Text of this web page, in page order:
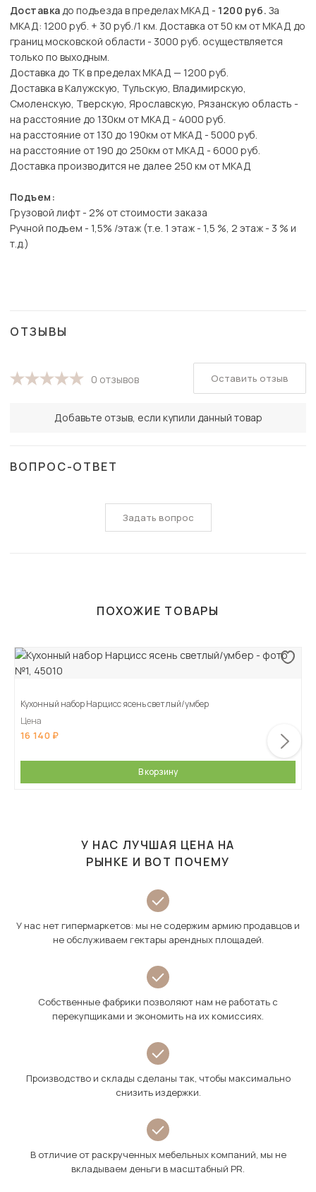
Доставкадо подъезда в пределах МКАД - 1200 руб. За
МКАД: 1200 руб. + 30 руб./1 км. Доставка от 50 км от МКАД до
границ московской области - 3000 руб. осуществляется
только по выходным.
Доставка до ТК в пределах МКАД — 1200 руб.
Доставка в Калужскую, Тульскую, Владимирскую,
Смоленскую, Тверскую, Ярославскую, Рязанскую область -
на расстояние до 130км от МКАД - 4000 руб.
на расстояние от 130 до 190км от МКАД - 5000 руб.
на расстояние от 190 до 250км от МКАД - 6000 руб.
Доставка производится не далее 250 км от МКАД
Подъем:
Грузовой лифт - 2% от стоимости заказа
Ручной подъем - 1,5% /этаж (т.е. 1 этаж - 1,5 %, 2 этаж - 3 % и
т.д.)
ОТЗЫВЫ
0 отзывов
Добавьте отзыв, если купили данный товар
Оставить отзыв
ВОПРОС-ОТВЕТ
Задать вопрос
ПОХОЖИЕ ТОВАРЫ
Кухонный набор Нарцисс ясень светлый/умбер
Цена
16 140
В корзину
У НАС ЛУЧШАЯ ЦЕНА НА
РЫНКЕ И ВОТ ПОЧЕМУ
У нас нет гипермаркетов: мы не содержим армию продавцов и
не обслуживаем гектары арендных площадей.
Собственные фабрики позволяют нам не работать с
перекупщиками и экономить на их комиссиях.
Производство и склады сделаны так, чтобы максимально
снизить издержки.
В отличие от раскрученных мебельных компаний, мы не
вкладываем деньги в масштабный PR.